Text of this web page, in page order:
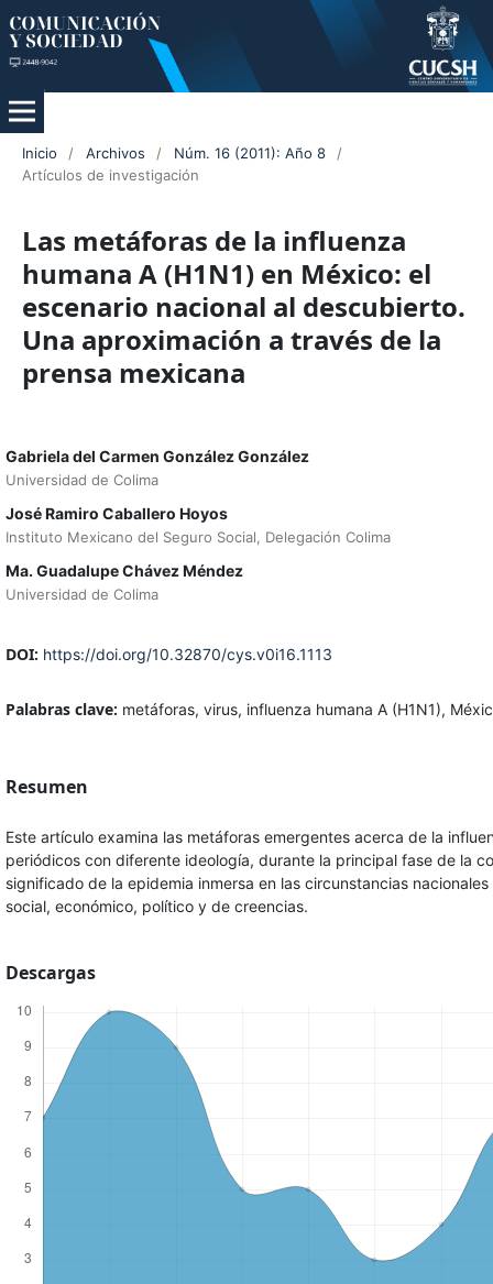
Inicio / Archivos / Núm. 16 (2011): Año 8
/
Artículos de investigación
Las metáforas de la influenza
humana A (H1N1) en México: el
escenario nacional al descubierto.
Una aproximación a través de la
prensa mexicana
Gabriela del Carmen González González
Universidad de Colima
José Ramiro Caballero Hoyos
Instituto Mexicano del Seguro Social, Delegación Colima
Ma. Guadalupe Chávez Méndez
Universidad de Colima
DOI: https://doi.org/10.32870/cys.v0i16.1113
Palabras clave: metáforas, virus, influenza humana A (H1N1),
Resumen
Este artículo examina las metáforas emergentes acerca de la
periódicos con diferente ideología, durante la principal fase de la
significado de la epidemia inmersa en las circunstancias
social, económico, político y de creencias.
Descargas